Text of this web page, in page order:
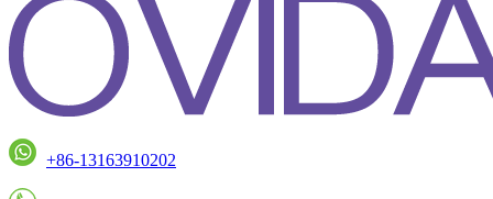
+86-13163910202